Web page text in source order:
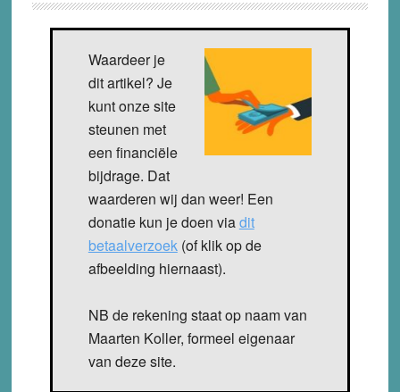
Waardeer je
dit artikel? Je
kunt onze site
steunen met
een financiële
bijdrage. Dat
waarderen wij dan weer! Een
donatie kun je doen viadit
betaalverzoek(of klik op de
afbeelding hiernaast).
NB de rekening staat op naam van
Maarten Koller, formeel eigenaar
van deze site.